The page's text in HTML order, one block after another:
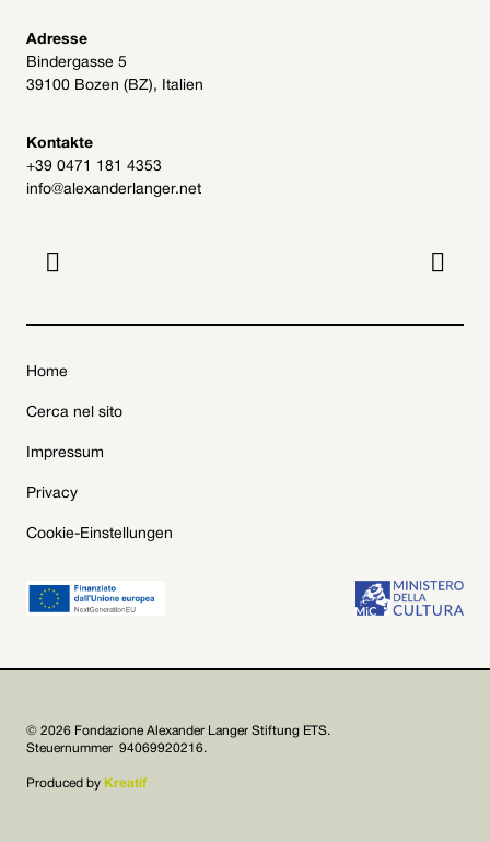
Adresse
Bindergasse 5
39100 Bozen (BZ), Italien
Kontakte
+39 0471 181 4353
info@alexanderlanger.net
 
Home
Cerca nel sito
Impressum
Privacy
Cookie-Einstellungen
© 2026 Fondazione Alexander Langer Stiftung ETS.
Steuernummer 94069920216.
Produced by Kreatif